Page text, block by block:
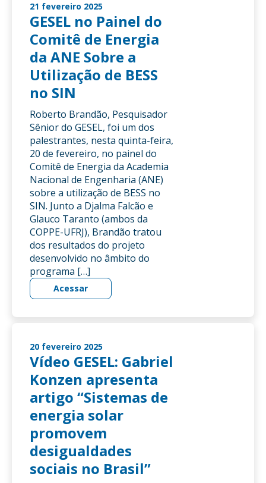
21 fevereiro 2025
GESEL no Painel do
Comitê de Energia
da ANE Sobre a
Utilização de BESS
no SIN
Roberto Brandão, Pesquisador
Sênior do GESEL, foi um dos
palestrantes, nesta quinta-feira,
20 de fevereiro, no painel do
Comitê de Energia da Academia
Nacional de Engenharia (ANE)
sobre a utilização de BESS no
SIN. Junto a Djalma Falcão e
Glauco Taranto (ambos da
COPPE-UFRJ), Brandão tratou
dos resultados do projeto
desenvolvido no âmbito do
programa […]
Acessar
20 fevereiro 2025
Vídeo GESEL: Gabriel
Konzen apresenta
artigo “Sistemas de
energia solar
promovem
desigualdades
sociais no Brasil”